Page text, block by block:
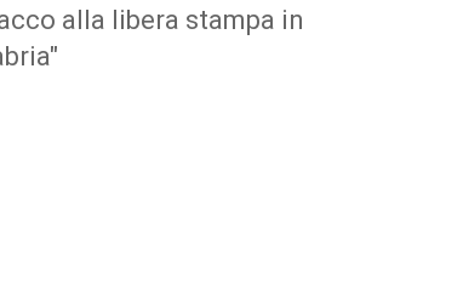
alla libera stampa in